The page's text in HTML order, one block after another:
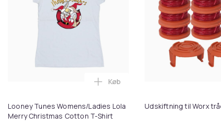
Looney Tunes Womens/Ladies Lola
Merry Christmas Cotton T-Shirt
Læg Looney Tunes Womens/
Køb
Udskiftning til Worx